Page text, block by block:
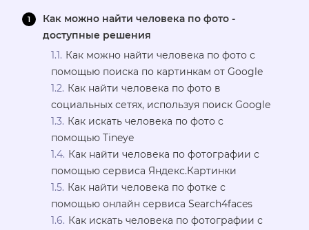
Как можно найти человека по фото -
доступные решения
Как можно найти человека по фото с
помощью поиска по картинкам от Google
Как найти человека по фото в
социальных сетях, используя поиск Google
Как искать человека по фото с
помощью Tineye
Как найти человека по фотографии с
помощью сервиса Яндекс.Картинки
Как найти человека по фотке с
помощью онлайн сервиса Search4faces
Как искать человека по фотографии с